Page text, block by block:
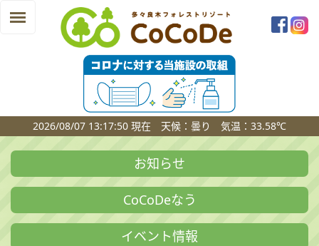
2026/08/07 13:17:50 現在 天候：曇り 気温：33.58℃
お知らせ
CoCoDeなう
イベント情報